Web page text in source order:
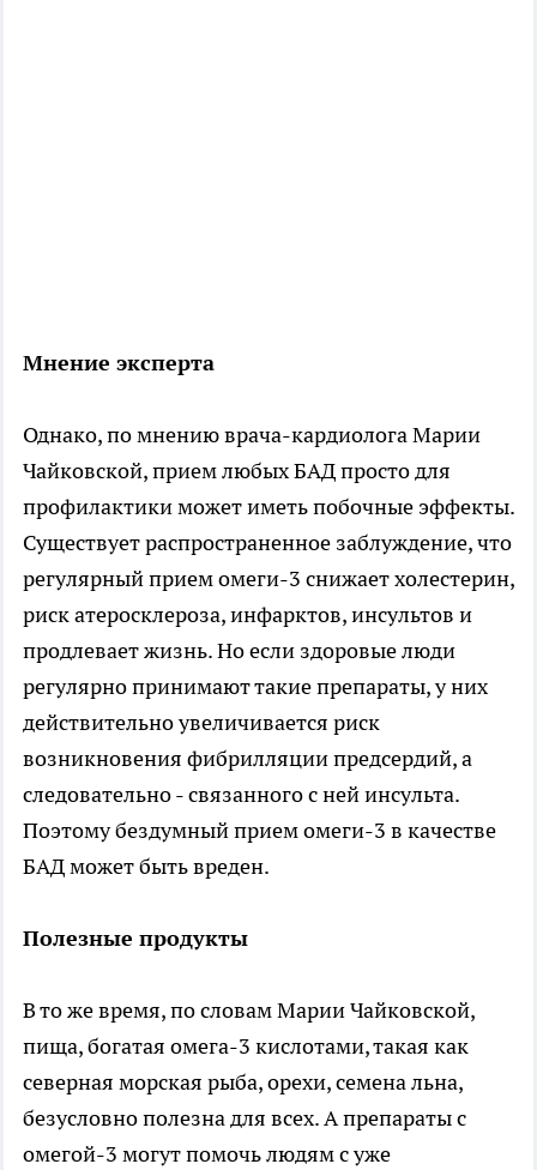
Мнение эксперта
Однако, по мнению врача-кардиолога Марии
Чайковской, прием любых БАД просто для
профилактики может иметь побочные эффекты.
Существует распространенное заблуждение, что
регулярный прием омеги-3 снижает холестерин,
риск атеросклероза, инфарктов, инсультов и
продлевает жизнь. Но если здоровые люди
регулярно принимают такие препараты, у них
действительно увеличивается риск
возникновения фибрилляции предсердий, а
следовательно - связанного с ней инсульта.
Поэтому бездумный прием омеги-3 в качестве
БАД может быть вреден.
Полезные продукты
В то же время, по словам Марии Чайковской,
пища, богатая омега-3 кислотами, такая как
северная морская рыба, орехи, семена льна,
безусловно полезна для всех. А препараты с
омегой-3 могут помочь людям с уже